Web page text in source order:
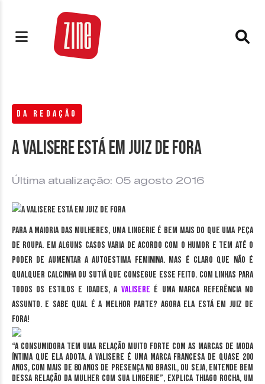
DA REDAÇÃO
A Valisere está em Juiz de Fora
Última atualização: 05 agosto 2016
Para a maioria das mulheres, uma lingerie é bem mais do que uma peça
de roupa. Em alguns casos varia de acordo com o humor e tem até o
poder de aumentar a autoestima feminina. Mas é claro que não é
qualquer calcinha ou sutiã que consegue esse feito. Com linhas para
todos os estilos e idades, a Valisere é uma marca referência no
assunto. E sabe qual é a melhor parte? Agora ela está em Juiz de
Fora!
“A consumidora tem uma relação muito forte com as marcas de moda
íntima que ela adota. A Valisere é uma marca francesa de quase 200
anos, com mais de 80 anos de presença no Brasil, ou seja, entende bem
dessa relação da mulher com sua lingerie”, explica Thiago Rocha, um